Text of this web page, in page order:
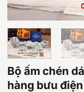
Bộ ấm chén
hàng bưu